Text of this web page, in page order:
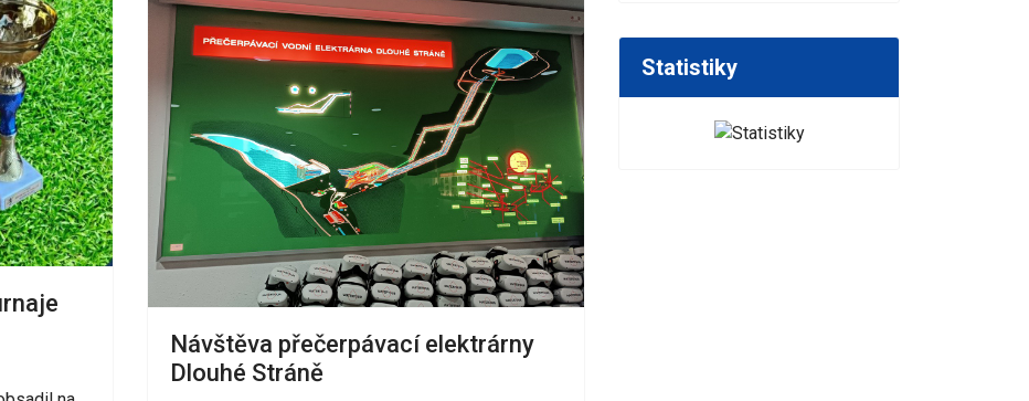
Návštěva přečerpávací elektrárny
Dlouhé Stráně
Statistiky